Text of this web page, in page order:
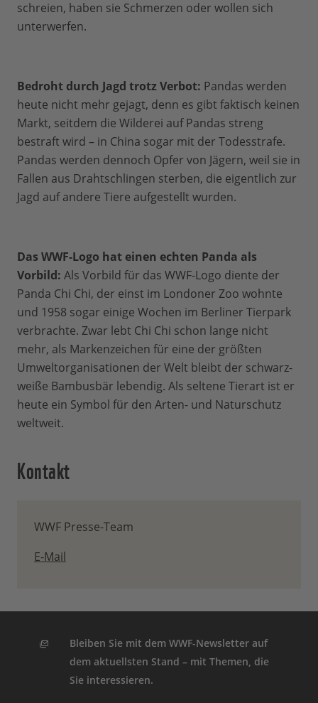
schreien, haben sie Schmerzen oder wollen sich
unterwerfen.
Bedroht durch Jagd trotz Verbot: Pandas werden
heute nicht mehr gejagt, denn es gibt faktisch keinen
Markt, seitdem die Wilderei auf Pandas streng
bestraft wird – in China sogar mit der Todesstrafe.
Pandas werden dennoch Opfer von Jägern, weil sie in
Fallen aus Drahtschlingen sterben, die eigentlich zur
Jagd auf andere Tiere aufgestellt wurden.
Das WWF-Logo hat einen echten Panda als
Vorbild: Als Vorbild für das WWF-Logo diente der
Panda Chi Chi, der einst im Londoner Zoo wohnte
und 1958 sogar einige Wochen im Berliner Tierpark
verbrachte. Zwar lebt Chi Chi schon lange nicht
mehr, als Markenzeichen für eine der größten
Umweltorganisationen der Welt bleibt der schwarz-
weiße Bambusbär lebendig. Als seltene Tierart ist er
heute ein Symbol für den Arten- und Naturschutz
weltweit.
Kontakt
WWF Presse-Team
E-Mail
Bleiben Sie mit dem WWF-Newsletter auf
dem aktuellsten Stand – mit Themen, die
Sie interessieren.